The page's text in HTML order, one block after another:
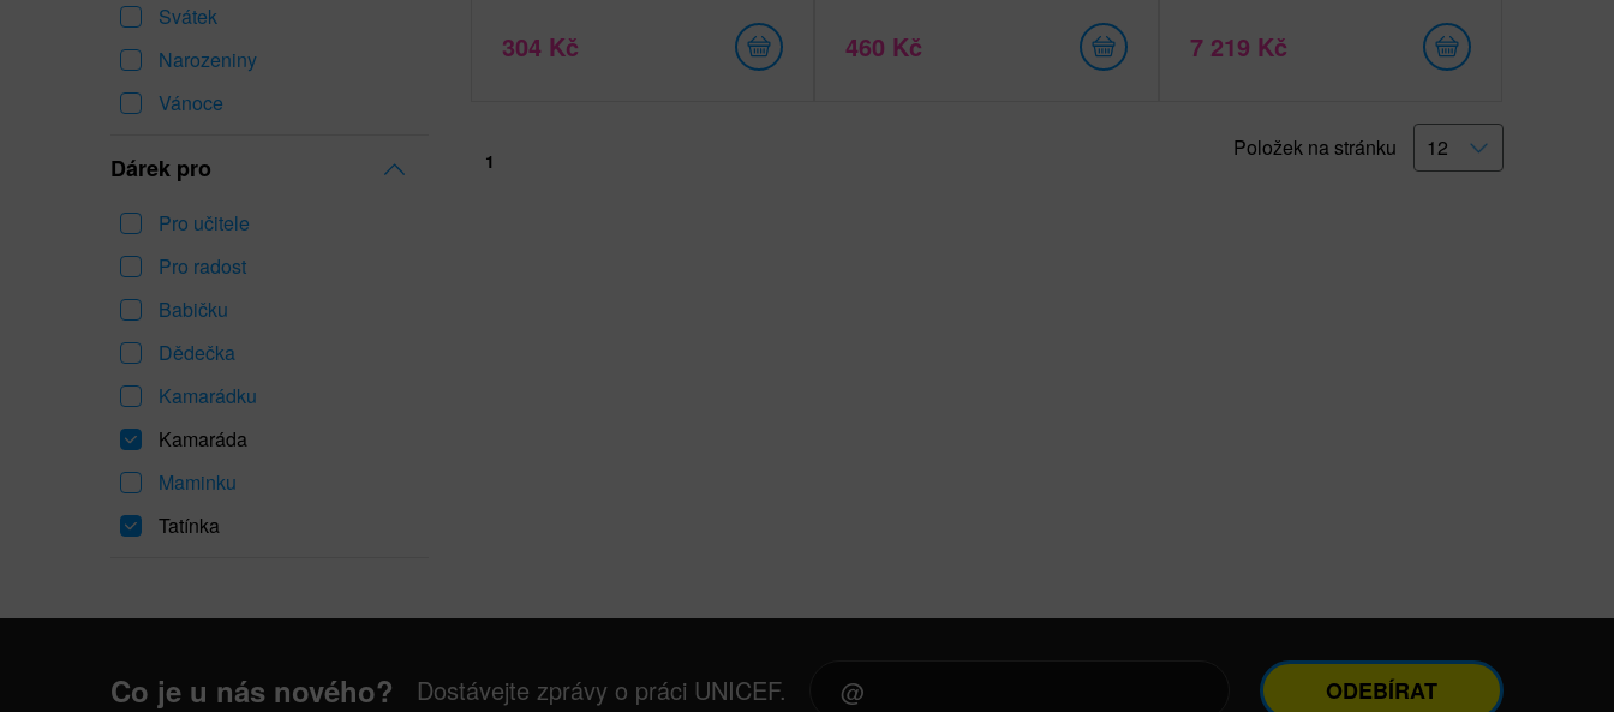
Svátek
Narozeniny
Vánoce
Dárek pro
Pro učitele
Pro radost
Babičku
Dědečka
Kamarádku
Kamaráda
Maminku
Tatínka
304 Kč 460 Kč 7 219 Kč
1 Položek na stránku
Co je u nás nového? Dostávejte zprávy o práci UNICEF. ODEBÍRAT